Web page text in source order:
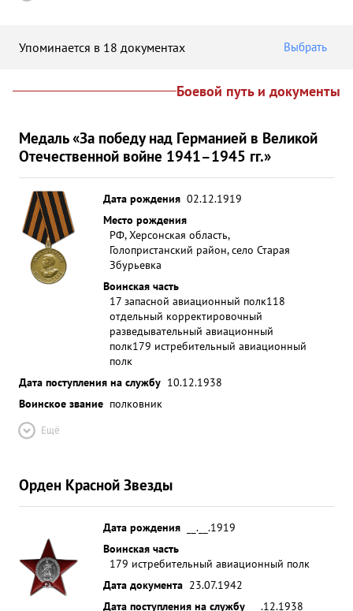
Упоминается в 18 документах Выбрать
Боевой путь и документы
Медаль «За победу над Германией в Великой
Отечественной войне 1941–1945 гг.»
Дата рождения 02.12.1919
Место рождения
РФ, Херсонская область,
Голопристанский район, село Старая
Збурьевка
Воинская часть
17 запасной авиационный полк118
отдельный корректировочный
разведывательный авиационный
полк179 истребительный авиационный
полк
Дата поступления на службу 10.12.1938
Воинское звание полковник
Ещё
Орден Красной Звезды
Дата рождения
__.__.1919
Воинская часть
179 истребительный авиационный полк
Дата документа 23.07.1942
Дата поступления на службу
__.12.1938